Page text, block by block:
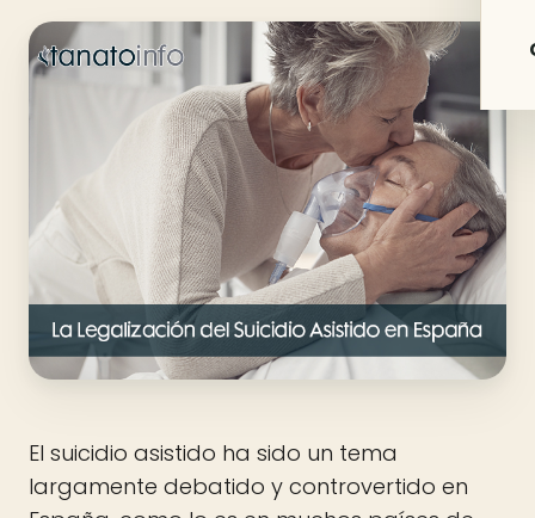
El suicidio asistido ha sido un tema
largamente debatido y controvertido en